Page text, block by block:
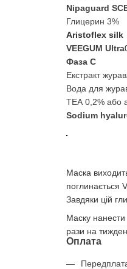
Nipaguard
Глицерин 3%
Aristoflex silk
VEEGUM Ultra
Фаза С
Екстракт
Вода для
ТЕА 0,2% або
Sodium
Маска
поглинається
Завдяки цій
Маску
рази на
Оплата